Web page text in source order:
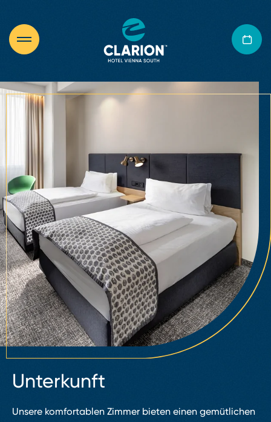
Unterkunft
Unsere komfortablen Zimmer bieten einen gemütlichen